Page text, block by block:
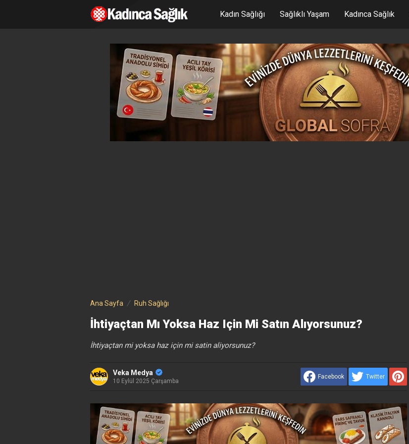
Kadın Sağlığı Sağlıklı Yaşam Kadınca Sağlık
Ana Sayfa Ruh Sağlığı
İhtiyaçtan Mı Yoksa Haz Için Mi Satın Alıyorsunuz?
İhtiyaçtan mi yoksa haz için mi satin aliyorsunuz?
Veka Medya
10 Eylül 2025 Çarşamba
Facebook Twitter